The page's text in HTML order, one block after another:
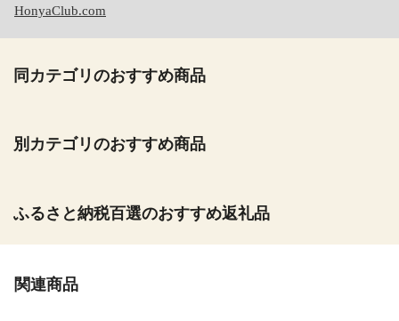
HonyaClub.com
同カテゴリのおすすめ商品
別カテゴリのおすすめ商品
ふるさと納税百選のおすすめ返礼品
関連商品